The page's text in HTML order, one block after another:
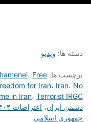
دسته ها: ویدیو
برچسب ها: ، Free
for Iran، Iran، No
in Iran، Terrorist IRGC
دشمن ایران، اعتراضات ۱۴۰۴
جمهوری اسلامی